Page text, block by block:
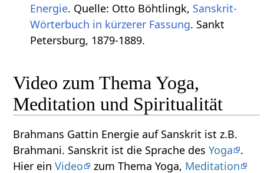
Energie. Quelle: Otto Böhtlingk, Sanskrit-
Wörterbuch in kürzerer Fassung. Sankt
Petersburg, 1879-1889.
Video zum Thema Yoga,
Meditation und Spiritualität
Brahmans Gattin Energie auf Sanskrit ist z.B.
Brahmani. Sanskrit ist die Sprache desYoga
.
Hier einVideo zum Thema Yoga, Meditation